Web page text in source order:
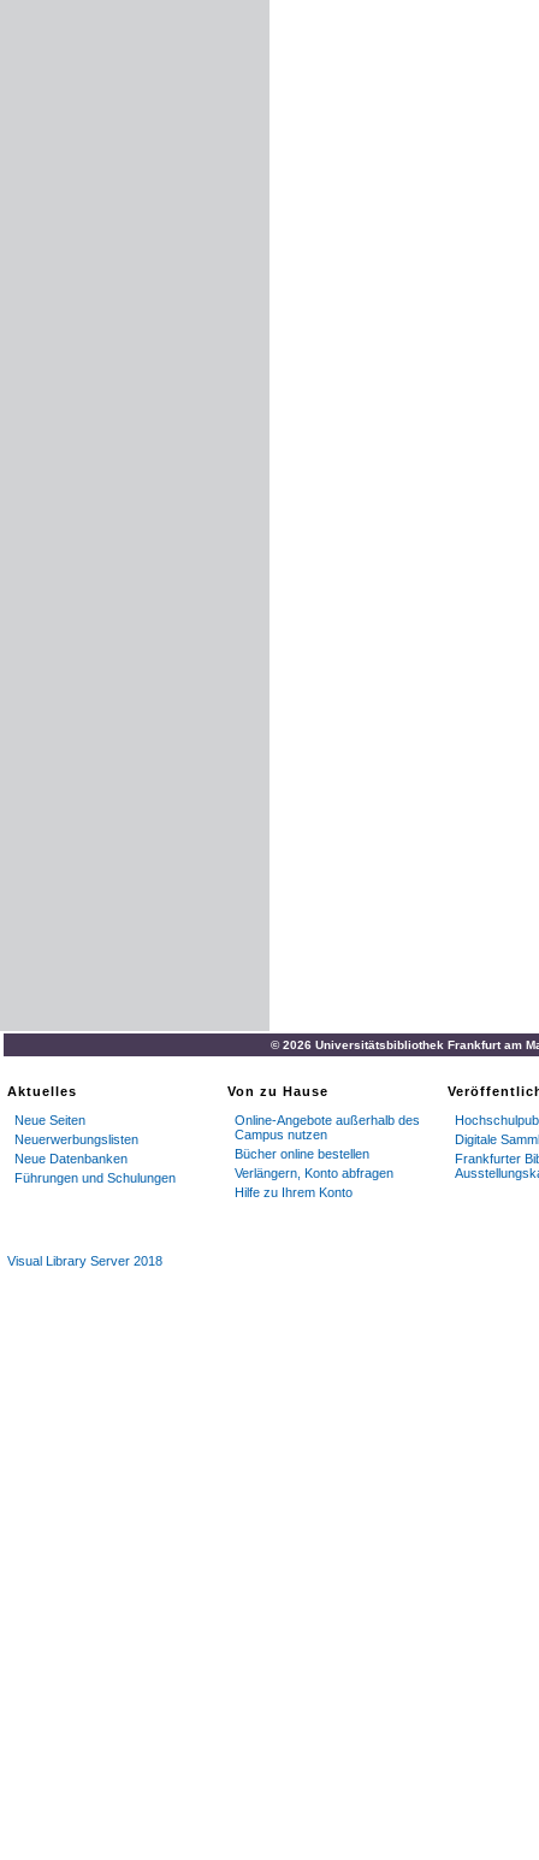
© 2026 Universitätsbibliothek Frankfurt am
Aktuelles
Neue Seiten
Neuerwerbungslisten
Neue Datenbanken
Führungen und Schulungen
Von zu Hause
Online-Angebote außerhalb des
Campus nutzen
Bücher online bestellen
Verlängern, Konto abfragen
Hilfe zu Ihrem Konto
Digitale
Frankfurter
Visual Library Server 2018